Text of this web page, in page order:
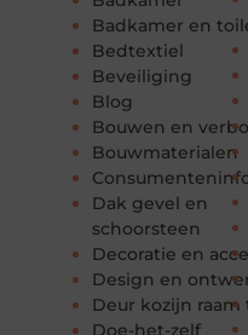
Badkamer en
Bedtextiel
Beveiliging
Blog
Bouwen en
Bouwmaterialen
Dak gevel en
schoorsteen
Decoratie en
Design en
Deur kozijn raam
Doe-het-zelf